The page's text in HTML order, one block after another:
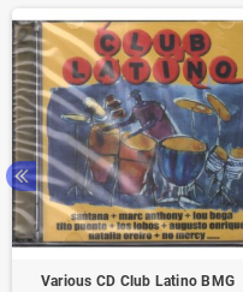
Various CD Club Latino BMG